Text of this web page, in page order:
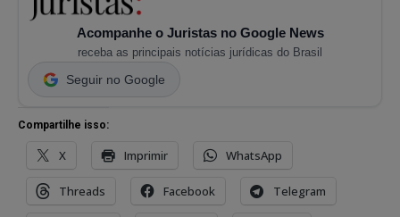
Acompanhe o Juristas no Google News
receba as principais notícias jurídicas do Brasil
Seguir no Google
Compartilhe isso:
X Imprimir WhatsApp
Threads Facebook Telegram